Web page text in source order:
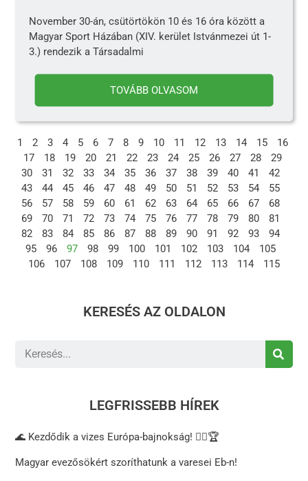
November 30-án, csütörtökön 10 és 16 óra között a
Magyar Sport Házában (XIV. kerület Istvánmezei út 1-
3.) rendezik a Társadalmi
TOVÁBB OLVASOM
1 2 3 4 5 6 7 8 9 10 11 12 13 14 15
16
17
18 19 20 21 22 23 24 25 26 27 28
29
30
31 32 33 34 35 36 37 38 39 40 41
42
43
44 45 46 47 48 49 50 51 52 53 54
55
56
57 58 59 60 61 62 63 64 65 66 67
68
69
70 71 72 73 74 75 76 77 78 79 80
81
82
83 84 85 86 87 88 89 90 91 92 93
94
95
96 97 98 99 100 101 102 103 104
105
106
107 108 109 110 111 112 113 114 115
KERESÉS AZ OLDALON
LEGFRISSEBB HÍREK
🌊 Kezdődik a vizes Európa-bajnokság! 🏊‍♂️🏆
Magyar evezősökért szoríthatunk a varesei Eb-n!